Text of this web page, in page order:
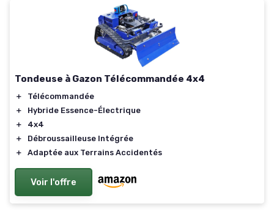
Tondeuse à Gazon Télécommandée 4x4
＋
Télécommandée
＋
Hybride Essence-Électrique
＋
4x4
＋
Débroussailleuse Intégrée
＋
Adaptée aux Terrains Accidentés
Voir l'offre